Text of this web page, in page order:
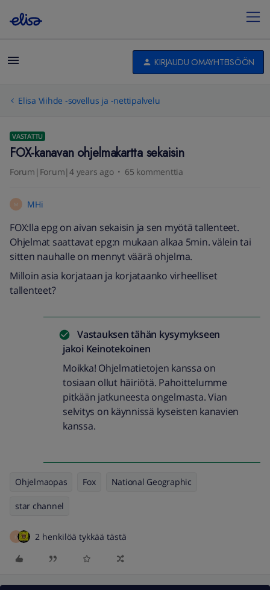
KIRJAUDU OMAYHTEISÖÖN
Elisa Viihde -sovellus ja -nettipalvelu
VASTATTU
FOX-kanavan ohjelmakartta sekaisin
Forum|Forum|4 years ago 65 kommenttia
M MHi
FOX:lla epg on aivan sekaisin ja sen myötä tallenteet.
Ohjelmat saattavat epg:n mukaan alkaa 5min. välein tai
sitten nauhalle on mennyt väärä ohjelma.
Milloin asia korjataan ja korjataanko virheelliset
tallenteet?
Vastauksen tähän kysymykseen
jakoi Keinotekoinen
Moikka! Ohjelmatietojen kanssa on
tosiaan ollut häiriötä. Pahoittelumme
pitkään jatkuneesta ongelmasta. Vian
selvitys on käynnissä kyseisten kanavien
kanssa.
Ohjelmaopas Fox National Geographic
star channel
H 2 henkilöä tykkää tästä